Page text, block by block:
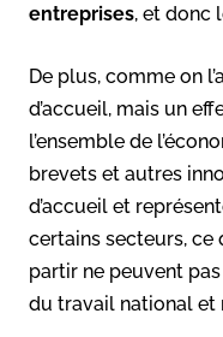
entreprises, et donc
De plus, comme on
d’accueil, mais un
l’ensemble de
brevets et autres
d’accueil et
certains secteurs, ce
partir ne peuvent
du travail national et